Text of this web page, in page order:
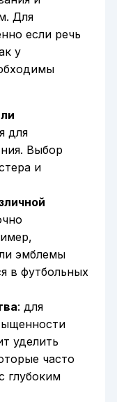
Для
если речь
у
для
Выбор
и
эмблемы
в футбольных
: для
уделить
часто
глубоким